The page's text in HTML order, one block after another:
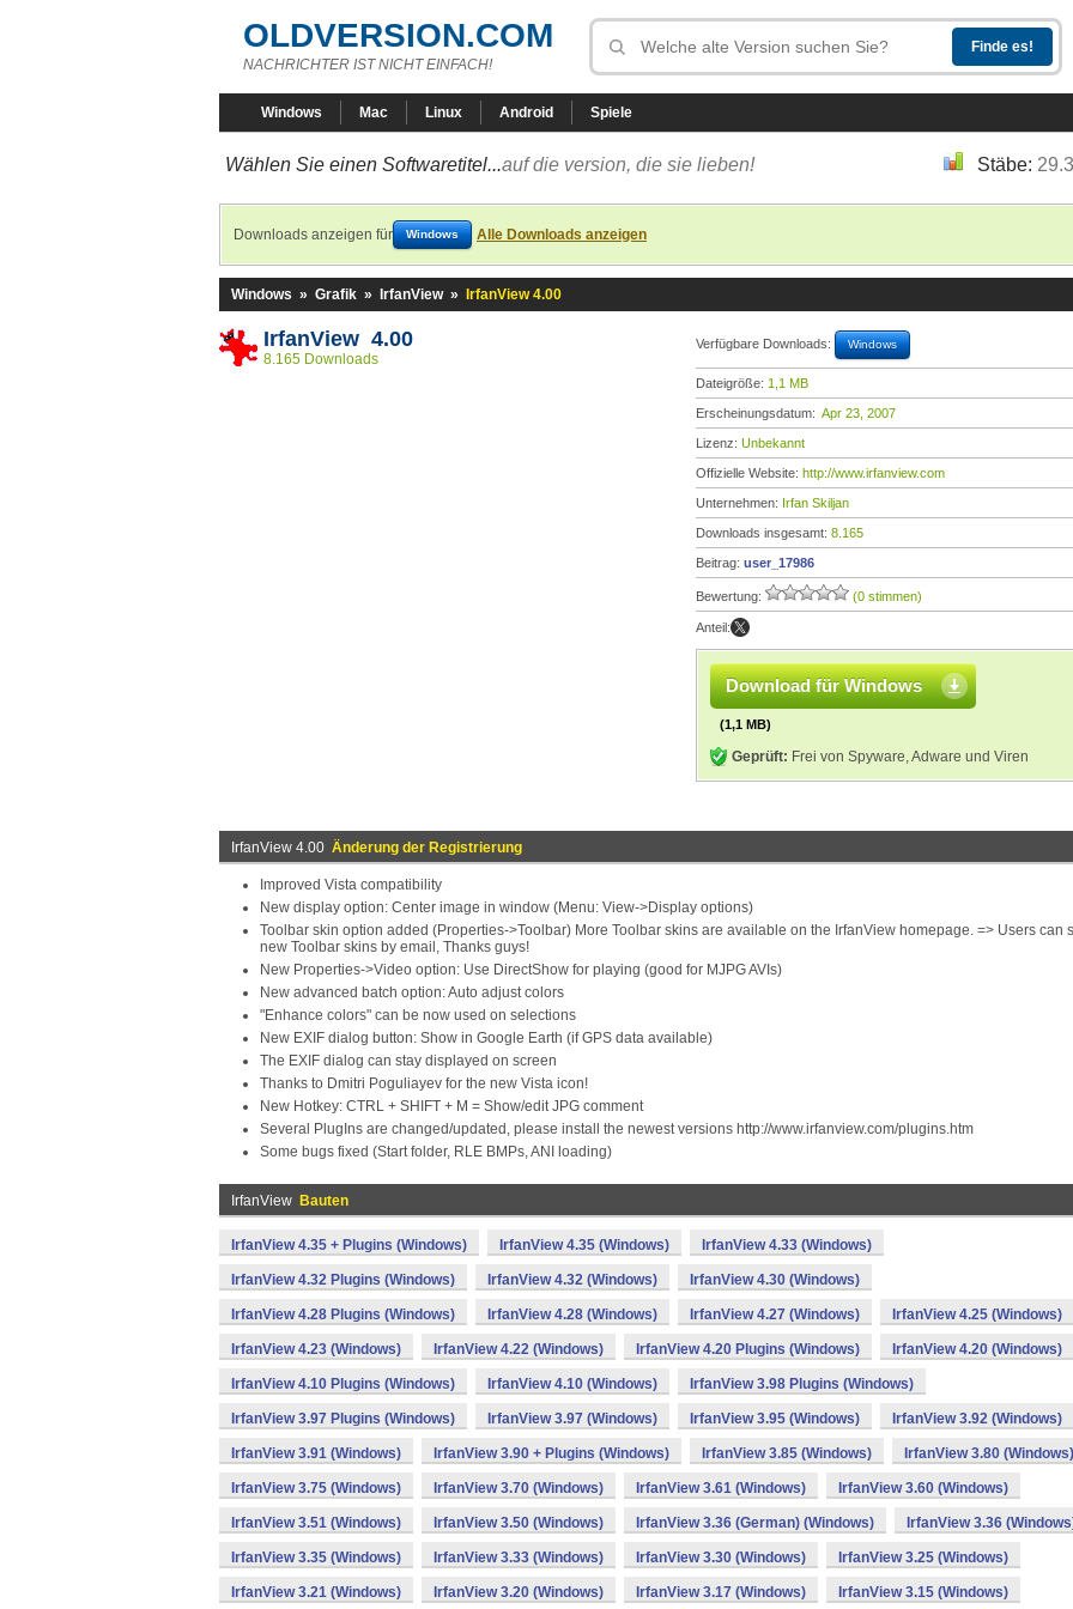
OLDVERSION.COM
NACHRICHTER IST NICHT EINFACH!
Windows Mac Linux Android Spiele
Wählen Sie einen Softwaretitel...auf die version, die sie lieben! Stäbe:
Downloads anzeigen für Windows Alle Downloads anzeigen
Windows » Grafik » IrfanView » IrfanView 4.00
IrfanView 4.00
8.165 Downloads
Verfügbare Downloads: Windows
Dateigröße: 1,1 MB
Erscheinungsdatum: Apr 23, 2007
Lizenz: Unbekannt
Offizielle Website: http://www.irfanview.com
Unternehmen: Irfan Skiljan
Downloads insgesamt: 8.165
Beitrag: user_17986
Bewertung: (0 stimmen)
Anteil:
Download für Windows
(1,1 MB)
Geprüft: Frei von Spyware, Adware und Viren
IrfanView 4.00 Änderung der Registrierung
Improved Vista compatibility
New display option: Center image in window (Menu: View->Display options)
Toolbar skin option added (Properties->Toolbar) More Toolbar skins are available on the IrfanView homepage. => Users can
new Toolbar skins by email, Thanks guys!
New Properties->Video option: Use DirectShow for playing (good for MJPG AVIs)
New advanced batch option: Auto adjust colors
"Enhance colors" can be now used on selections
New EXIF dialog button: Show in Google Earth (if GPS data available)
The EXIF dialog can stay displayed on screen
Thanks to Dmitri Poguliayev for the new Vista icon!
New Hotkey: CTRL + SHIFT + M = Show/edit JPG comment
Several PlugIns are changed/updated, please install the newest versions http://www.irfanview.com/plugins.htm
Some bugs fixed (Start folder, RLE BMPs, ANI loading)
IrfanView Bauten
IrfanView 4.35 + Plugins (Windows) IrfanView 4.35 (Windows) IrfanView 4.33 (Windows)
IrfanView 4.32 Plugins (Windows) IrfanView 4.32 (Windows) IrfanView 4.30 (Windows)
IrfanView 4.28 Plugins (Windows) IrfanView 4.28 (Windows) IrfanView 4.27 (Windows) IrfanView 4.25 (Windows)
IrfanView 4.23 (Windows) IrfanView 4.22 (Windows) IrfanView 4.20 Plugins (Windows) IrfanView 4.20 (Windows)
IrfanView 4.10 Plugins (Windows) IrfanView 4.10 (Windows) IrfanView 3.98 Plugins (Windows)
IrfanView 3.97 Plugins (Windows) IrfanView 3.97 (Windows) IrfanView 3.95 (Windows) IrfanView 3.92 (Windows)
IrfanView 3.91 (Windows) IrfanView 3.90 + Plugins (Windows) IrfanView 3.85 (Windows) IrfanView 3.80 (Windows)
IrfanView 3.75 (Windows) IrfanView 3.70 (Windows) IrfanView 3.61 (Windows) IrfanView 3.60 (Windows)
IrfanView 3.51 (Windows) IrfanView 3.50 (Windows) IrfanView 3.36 (German) (Windows) IrfanView 3.36
IrfanView 3.35 (Windows) IrfanView 3.33 (Windows) IrfanView 3.30 (Windows) IrfanView 3.25 (Windows)
IrfanView 3.21 (Windows) IrfanView 3.20 (Windows) IrfanView 3.17 (Windows) IrfanView 3.15 (Windows)